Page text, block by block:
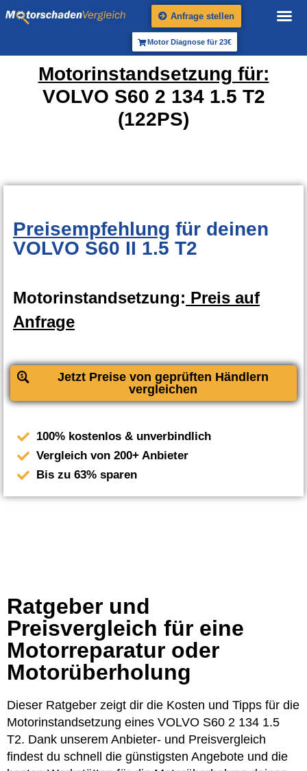
Anfrage stellen
Motor Diagnose für 23€
Motorinstandsetzung für:
VOLVO S60 2 134 1.5 T2
(122PS)
Preisempfehlung für deinen
VOLVO S60 II 1.5 T2
Motorinstandsetzung: Preis auf
Anfrage
Jetzt Preise von geprüften Händlern
vergleichen
100% kostenlos & unverbindlich
Vergleich von 200+ Anbieter
Bis zu 63% sparen
Ratgeber und
Preisvergleich für eine
Motorreparatur oder
Motorüberholung
Dieser Ratgeber zeigt dir die Kosten und Tipps für die
Motorinstandsetzung eines VOLVO S60 2 134 1.5
T2. Dank unserem Anbieter- und Preisvergleich
findest du schnell die günstigsten Angebote und die